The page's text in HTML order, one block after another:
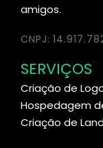
amigos.
CNPJ:
SERVIÇOS
Criação de
Hospedagem
Criação de